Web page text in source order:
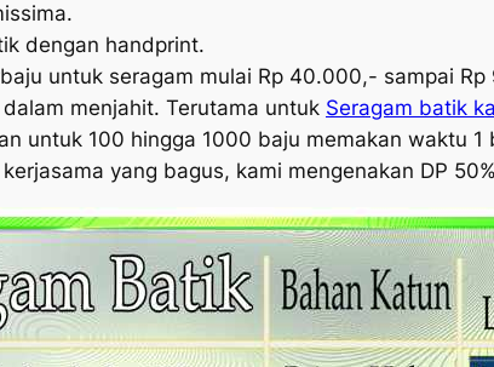
dengan handprint.
untuk seragam mulai Rp 40.000,- sampai
menjahit. Terutama untuk Seragam batik
untuk 100 hingga 1000 baju memakan waktu 1
yang bagus, kami mengenakan DP